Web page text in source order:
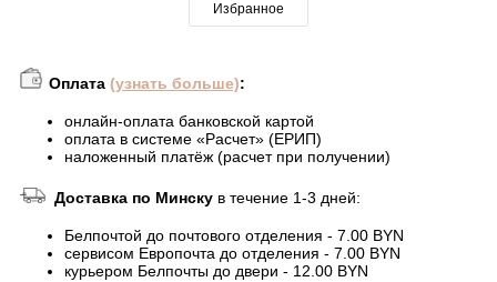
Избранное
Оплата (узнать больше):
онлайн-оплата банковской картой
оплата в системе «Расчет» (ЕРИП)
наложенный платёж (расчет при получении)
Доставка по Минску в течение 1-3 дней:
Белпочтой до почтового отделения - 7.00 BYN
сервисом Европочта до отделения - 7.00 BYN
курьером Белпочты до двери - 12.00 BYN